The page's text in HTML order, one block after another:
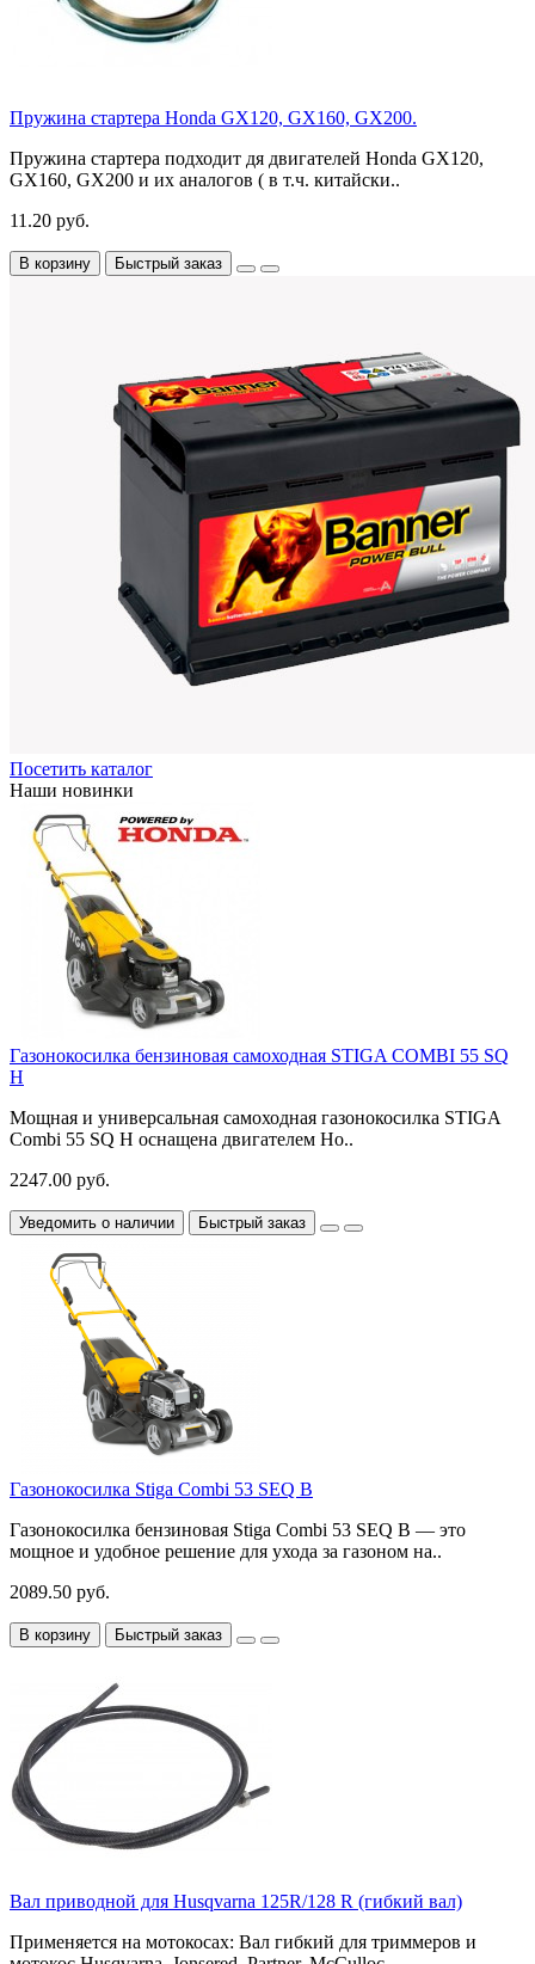
Пружина стартера Honda GX120, GX160, GX200.
Пружина стартера подходит дя двигателей Honda GX120,
GX160, GX200 и их аналогов ( в т.ч. китайски..
11.20 руб.
В корзину Быстрый заказ
Посетить каталог
Наши новинки
Газонокосилка бензиновая самоходная STIGA COMBI 55 SQ
H
Мощная и универсальная самоходная газонокосилка STIGA
Combi 55 SQ H оснащена двигателем Ho..
2247.00 руб.
Уведомить о наличии Быстрый заказ
Газонокосилка Stiga Combi 53 SEQ B
Газонокосилка бензиновая Stiga Combi 53 SEQ B — это
мощное и удобное решение для ухода за газоном на..
2089.50 руб.
В корзину Быстрый заказ
Вал приводной для Husqvarna 125R/128 R (гибкий вал)
Применяется на мотокосах: Вал гибкий для триммеров и